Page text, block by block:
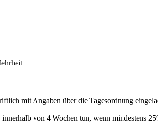
mit Angaben über die Tagesordnung
von 4 Wochen tun, wenn mindestens